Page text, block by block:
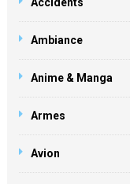
Ambiance
Anime & Manga
Armes
Avion